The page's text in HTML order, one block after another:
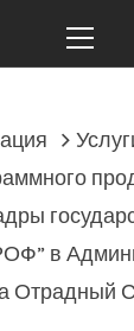
Menu
в
Отрадный